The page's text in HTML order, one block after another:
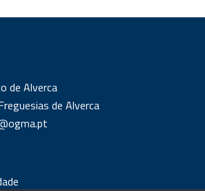
de Alverca
de Alverca